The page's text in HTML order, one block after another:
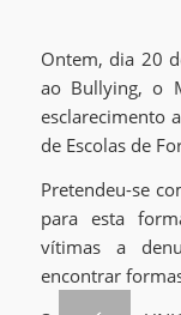
Ontem, dia 20
ao Bullying, o
esclarecimento
de Escolas de
Pretendeu-se
para esta
vítimas a
encontrar